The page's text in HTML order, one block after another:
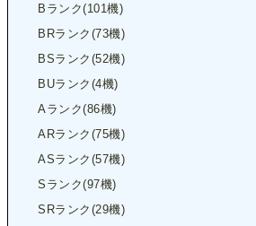
Bランク(101機)
BRランク(73機)
BSランク(52機)
BUランク(4機)
Aランク(86機)
ARランク(75機)
ASランク(57機)
Sランク(97機)
SRランク(29機)